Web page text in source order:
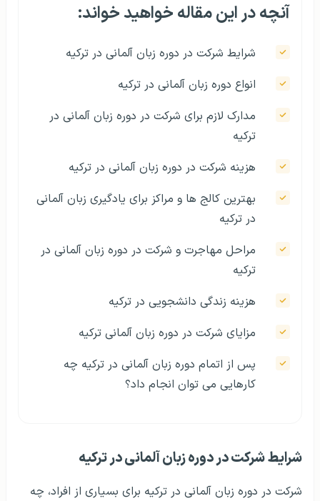
آنچه در این مقاله خواهید خواند:
شرایط شرکت در دوره زبان آلمانی در ترکیه
انواع دوره زبان آلمانی در ترکیه
مدارک لازم برای شرکت در دوره زبان آلمانی در
ترکیه
هزینه شرکت در دوره زبان آلمانی در ترکیه
بهترین کالج‌ ها و مراکز برای یادگیری زبان آلمانی
در ترکیه
مراحل مهاجرت و شرکت در دوره زبان آلمانی در
ترکیه
هزینه زندگی دانشجویی در ترکیه
مزایای شرکت در دوره زبان آلمانی ترکیه
پس از اتمام دوره زبان آلمانی در ترکیه چه
کارهایی می توان انجام داد؟
شرایط شرکت در دوره زبان آلمانی در ترکیه
شرکت در دوره زبان آلمانی در ترکیه برای بسیاری از افراد، چه